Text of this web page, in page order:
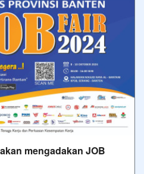
mengadakan JOB